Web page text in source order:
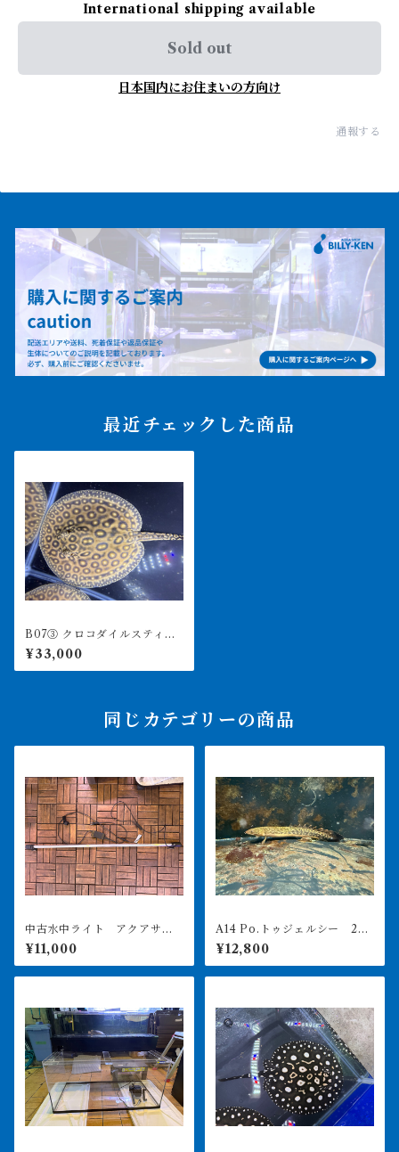
International shipping available
Sold out
日本国内にお住まいの方向け
通報する
最近チェックした商品
B07③ クロコダイルスティン
¥33,000
同じカテゴリーの商品
中古水中ライト アクアサン
¥11,000
A14 Po.トゥジェルシー 20
㎝前後
¥12,800